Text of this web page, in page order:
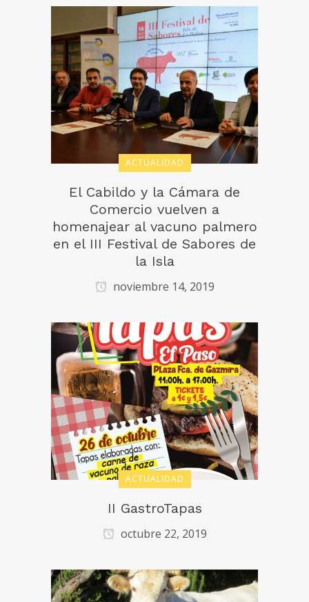
ACTUALIDAD
El Cabildo y la Cámara de
Comercio vuelven a
homenajear al vacuno palmero
en el III Festival de Sabores de
la Isla
noviembre 14, 2019
ACTUALIDAD
II GastroTapas
octubre 22, 2019